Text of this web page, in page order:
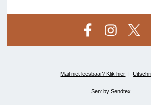
Mail niet leesbaar? Klik hier |
Sent by Sendtex